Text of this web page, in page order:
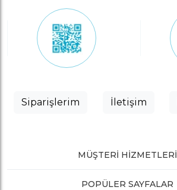
Siparişlerim İletişim
MÜŞTERI HIZMETLERI
POPÜLER SAYFALAR